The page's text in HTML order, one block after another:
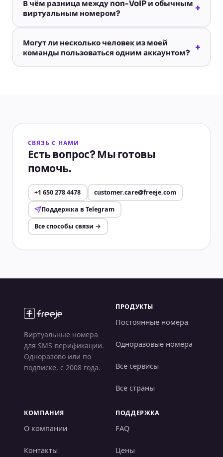
В чём разница между non-VoIP и обычным
виртуальным номером?
+
Могут ли несколько человек из моей
команды пользоваться одним аккаунтом?
+
СВЯЗЬ С НАМИ
Есть вопрос? Мы готовы
помочь.
+1 650 278 4478
customer.care@freeje.com
Поддержка в Telegram
Все способы связи →
Виртуальные номера
для SMS-верификации.
Одноразово или по
подписке, с 2008 года.
ПРОДУКТЫ
Постоянные номера
Одноразовые номера
Все сервисы
Все страны
КОМПАНИЯ
О компании
Контакты
ПОДДЕРЖКА
FAQ
Цены